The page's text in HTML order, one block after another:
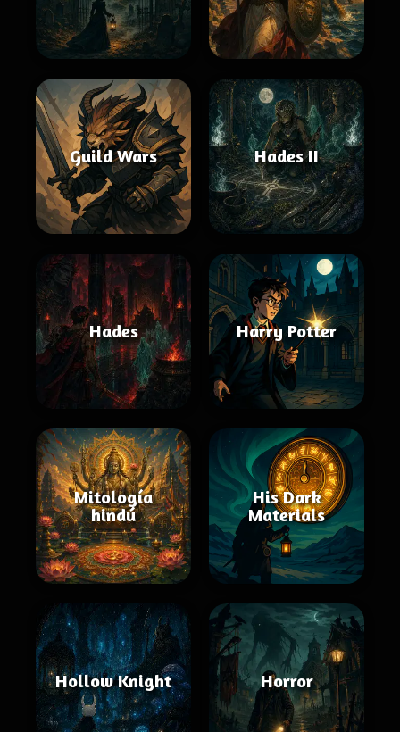
Guild Wars Hades II
Hades Harry Potter
Mitología
hindú
His Dark
Materials
Hollow Knight Horror